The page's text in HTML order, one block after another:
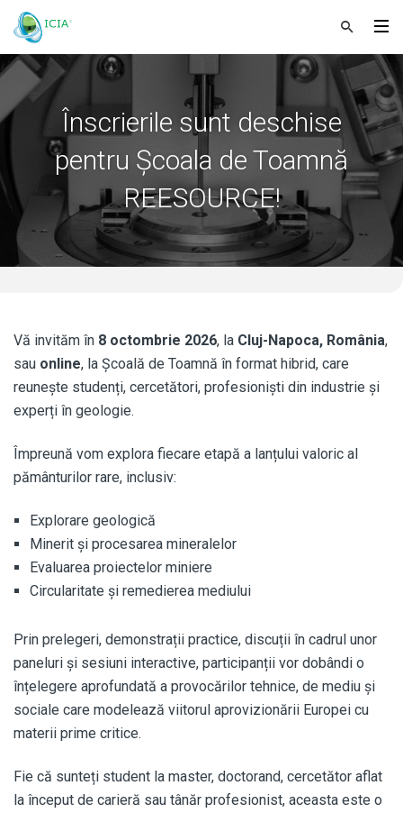
Înscrierile sunt deschise
pentru Școala de Toamnă
REESOURCE!
Vă invităm în 8 octombrie 2026, la Cluj-Napoca, România,
sau online, la Școală de Toamnă în format hibrid, care
reunește studenți, cercetători, profesioniști din industrie și
experți în geologie.
Împreună vom explora fiecare etapă a lanțului valoric al
pământurilor rare, inclusiv:
Explorare geologică
Minerit și procesarea mineralelor
Evaluarea proiectelor miniere
Circularitate și remedierea mediului
Prin prelegeri, demonstrații practice, discuții în cadrul unor
paneluri și sesiuni interactive, participanții vor dobândi o
înțelegere aprofundată a provocărilor tehnice, de mediu și
sociale care modelează viitorul aprovizionării Europei cu
materii prime critice.
Fie că sunteți student la master, doctorand, cercetător aflat
la început de carieră sau tânăr profesionist, aceasta este o